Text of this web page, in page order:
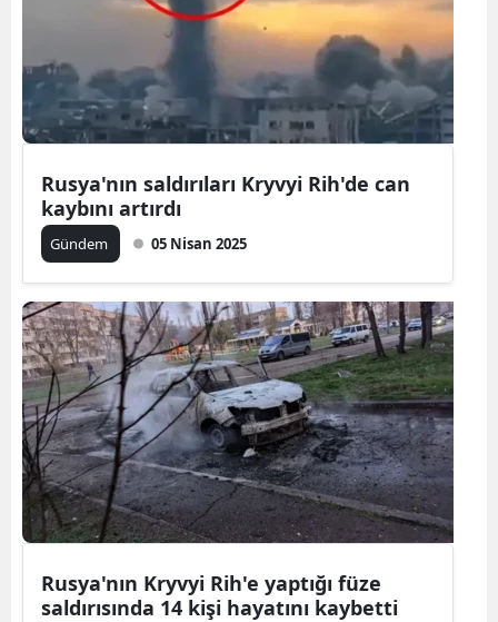
Rusya'nın saldırıları Kryvyi Rih'de can
kaybını artırdı
Gündem 05 Nisan 2025
Rusya'nın Kryvyi Rih'e yaptığı füze
saldırısında 14 kişi hayatını kaybetti